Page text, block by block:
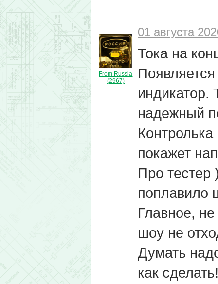
From Russia
(2967)
01 августа
Тока на
индикатор.
надежный
покажет
Про тестер
поплавило
Главное,
шоу не
Думать
как